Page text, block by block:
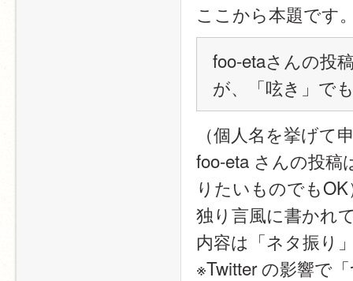
ここから本題です
foo-etaさんの投
が、「呟き」で
（個人名を挙げて
foo-eta さんの投
りたいものでも
独り言風に書かれ
内容は「ネタ振り
※Twitter の影響で